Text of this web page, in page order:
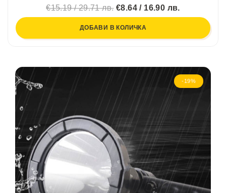
€15.19 / 29.71 лв.€8.64 / 16.90 лв.
ДОБАВИ В КОЛИЧКА
-19%